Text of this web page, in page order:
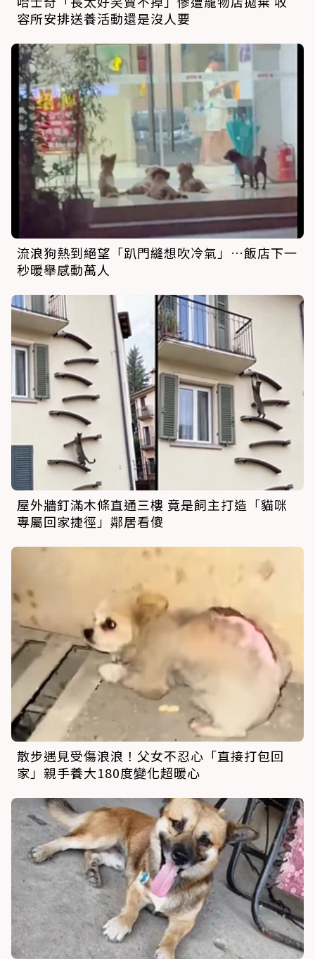
容所安排送養活動還是沒人要
流浪狗熱到絕望「趴門縫想吹冷氣」…飯店下一
秒暖舉感動萬人
屋外牆釘滿木條直通三樓 竟是飼主打造「貓咪
專屬回家捷徑」鄰居看傻
散步遇見受傷浪浪！父女不忍心「直接打包回
家」親手養大180度變化超暖心